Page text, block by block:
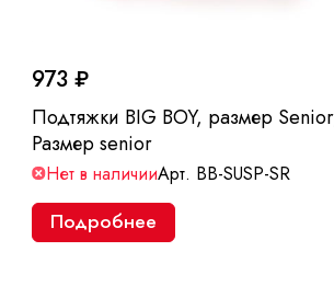
973 ₽
Подтяжки BIG BOY, размер
Размер senior
Нет в наличииАрт. BB-SUSP-SR
Подробнее